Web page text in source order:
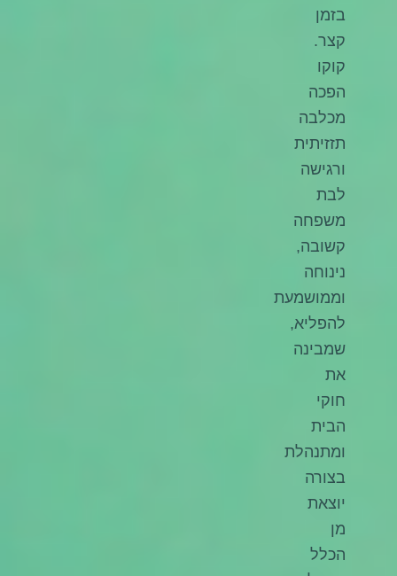
בזמן
קצר.
קוקו
הפכה
מכלבה
תזזיתית
ורגישה
לבת
משפחה
קשובה,
נינוחה
וממושמעת
להפליא,
שמבינה
את
חוקי
הבית
ומתנהלת
בצורה
יוצאת
מן
הכלל